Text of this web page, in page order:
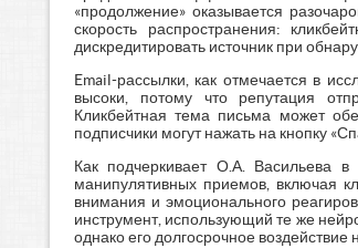
«продолжение» оказывается
скорость распространения:
дискредитировать источник при
Email-рассылки, как отмечается в
высоки, потому что репутация
Кликбейтная тема письма может
подписчики могут нажать на кнопку
Как подчеркивает О.А. Васильева в
манипулятивных приемов, включая
внимания и эмоционального
инструмент, использующий те же
однако его долгосрочное воздействие